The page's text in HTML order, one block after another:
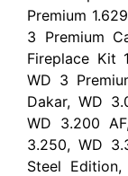
Premium
3 Premium
Fireplace Kit
WD 3
Dakar, WD
WD 3.200
3.250, WD
Steel